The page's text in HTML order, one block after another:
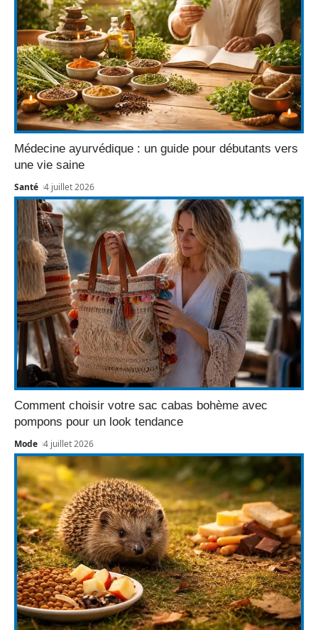
Médecine ayurvédique : un guide pour débutants vers
une vie saine
Santé 4 juillet 2026
Comment choisir votre sac cabas bohème avec
pompons pour un look tendance
Mode 4 juillet 2026